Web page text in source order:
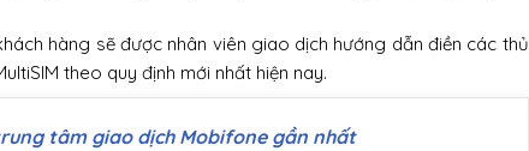
hàng sẽ được nhân viên giao dịch hướng dẫn điền các thủ
theo quy định mới nhất hiện nay.
tâm giao dịch Mobifone gần nhất